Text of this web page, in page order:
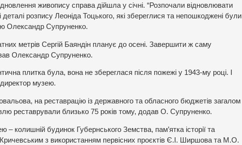
живопису справа дійшла у січні. “Розпочали відновлювати
розпису Леоніда Тоцького, які збереглися та непошкоджені були
Олександр Супруненко.
метрів Сергій Баяндін планує до осені. Завершити ж саму
Олександр Супруненко.
плитка була, вона не збереглася після пожежі у 1943-му році. І
музею.
на реставрацію із державного та обласного бюджетів загалом
реставрували близько 75 років тому, додав О. Супруненко.
колишній будинок Губернського Земства, пам’ятка історії та
з використанням первісних проєктів Є.І. Ширшова та М.О.